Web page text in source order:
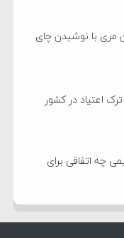
مری با نوشیدن چای
اعتیاد در کشور
چه اتفاقی برای